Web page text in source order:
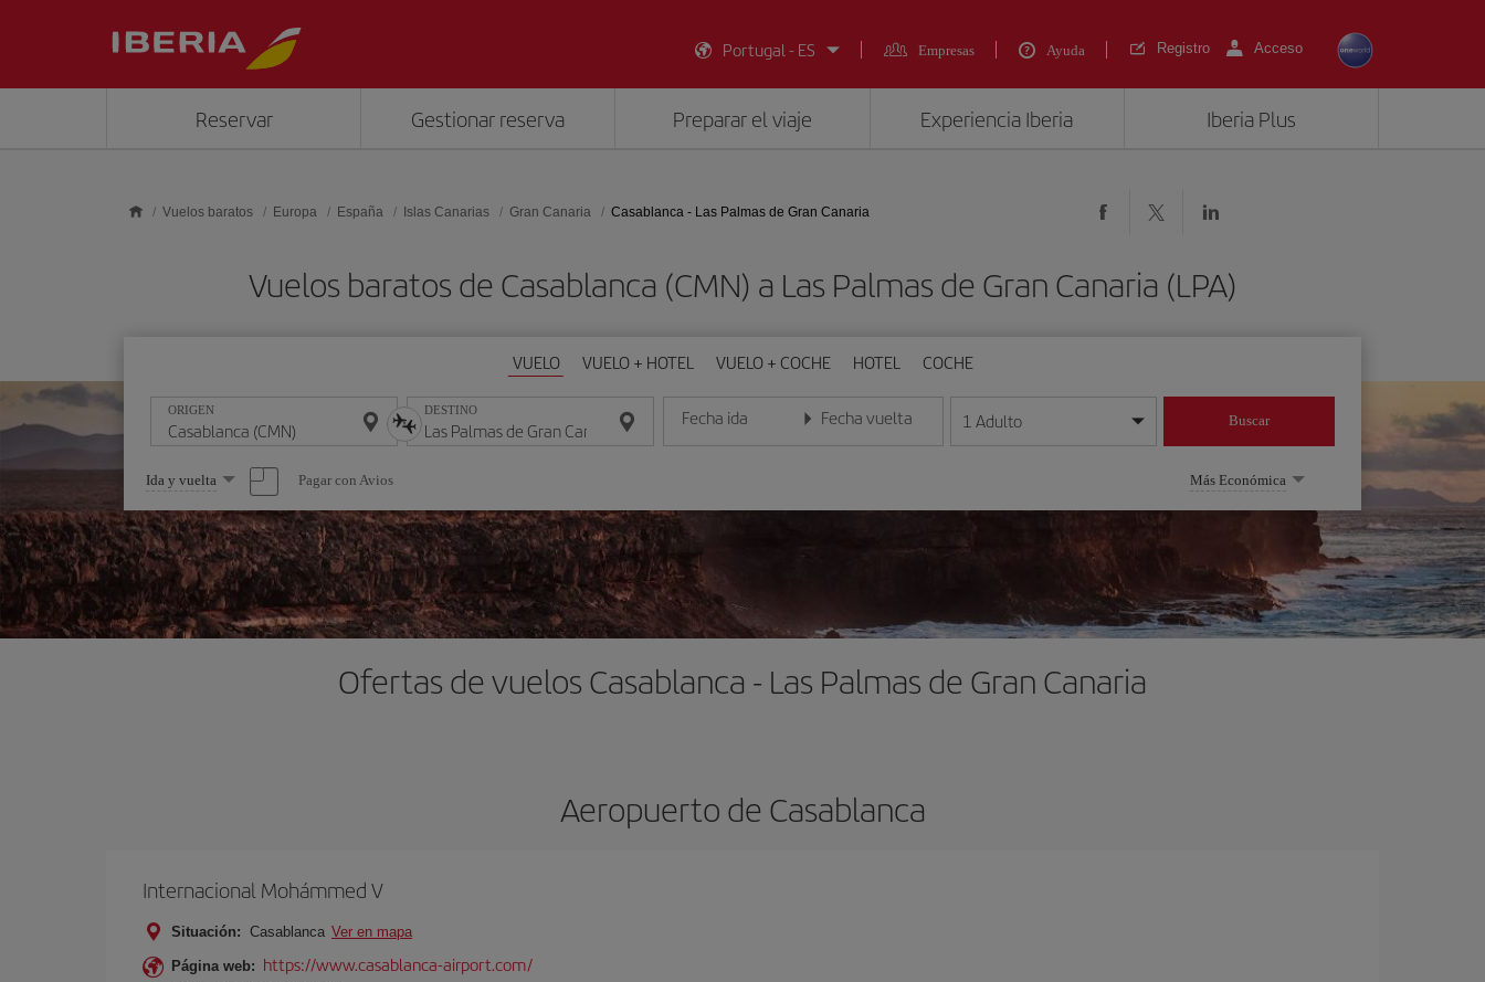
Portugal - ES
Empresas Ayuda Registro Acceso
Reservar Gestionar reserva Preparar el viaje Experiencia Iberia Iberia Plus
Vuelos baratos Europa España Islas Canarias Gran Canaria Casablanca - Las Palmas de Gran Canaria
Vuelos baratos de Casablanca (CMN) a Las Palmas de Gran Canaria (LPA)
VUELO VUELO + HOTEL VUELO + COCHE HOTEL COCHE
ORIGEN DESTINO Fecha ida
Introduce la fecha en formato día/mes/año
Fecha vuelta
Introduce la fecha en formato día/mes/año
1 Adulto Buscar
Seleccione
una
opción
Ida y vuelta Pagar con Avios Más Económica
Ofertas de vuelos Casablanca - Las Palmas de Gran Canaria
Aeropuerto de Casablanca
Internacional Mohámmed V
Situación: Casablanca Ver en mapa
Página web: https://www.casablanca-airport.com/